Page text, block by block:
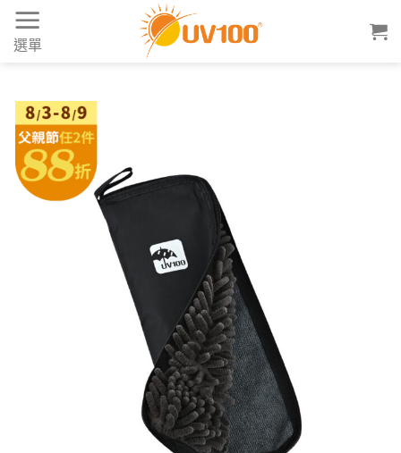
Skip
content
選單